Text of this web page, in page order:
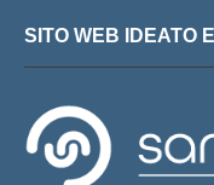
SITO WEB IDEATO